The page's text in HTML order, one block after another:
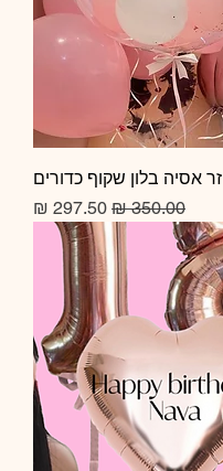
זר אסיה בלון שקוף כדורים
מחיר רגיל מחיר מבצע